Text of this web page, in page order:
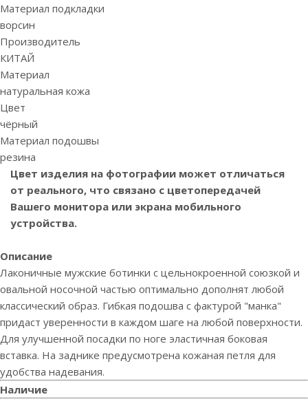
Материал подкладки
ворсин
Производитель
КИТАЙ
Материал
натуральная кожа
Цвет
чёрный
Материал подошвы
резина
Цвет изделия на фотографии может отличаться
от реального, что связано с цветопередачей
Вашего монитора или экрана мобильного
устройства.
Описание
Лаконичные мужские ботинки с цельнокроенной союзкой и
овальной носочной частью оптимально дополнят любой
классический образ. Гибкая подошва с фактурой "манка"
придаст уверенности в каждом шаге на любой поверхности.
Для улучшенной посадки по ноге эластичная боковая
вставка. На заднике предусмотрена кожаная петля для
удобства надевания.
Наличие